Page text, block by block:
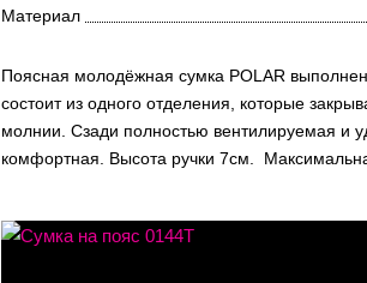
Материал
Поясная молодёжная сумка POLAR
состоит из одного отделения, которые
молнии. Сзади полностью вентилируемая и
комфортная. Высота ручки 7см.